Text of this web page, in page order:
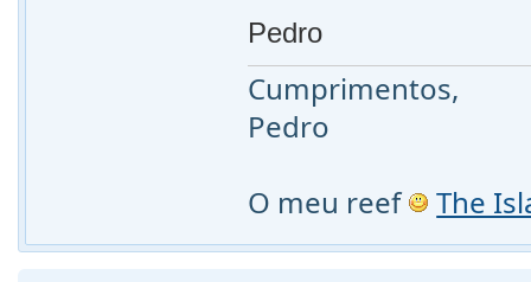
Pedro
Cumprimentos,
Pedro
O meu reef
The